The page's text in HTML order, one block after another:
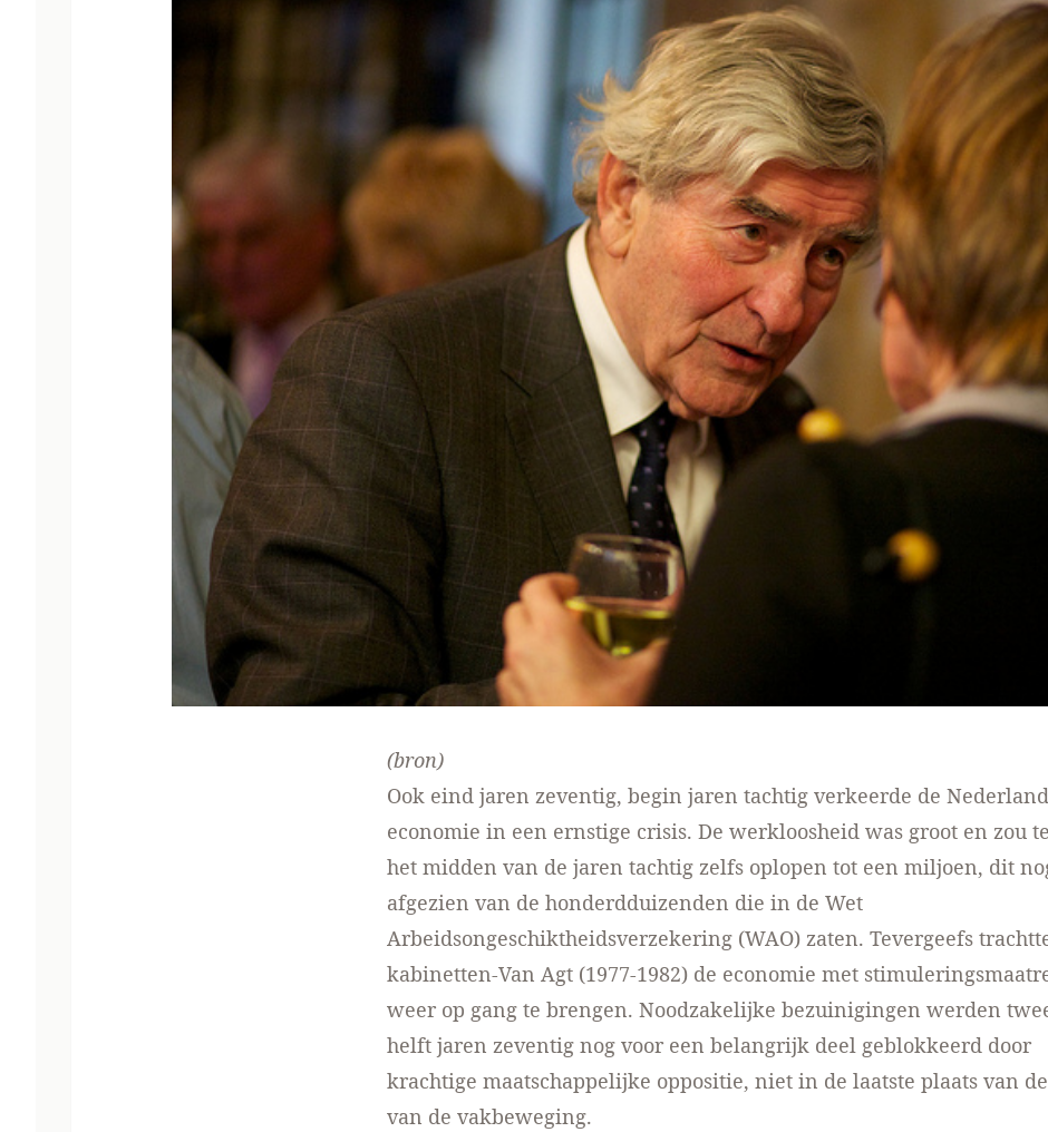
(bron)
Ook eind jaren zeventig, begin jaren tachtig verkeerde de
economie in een ernstige crisis. De werkloosheid was groot en zou
het midden van de jaren tachtig zelfs oplopen tot een miljoen, dit
afgezien van de honderdduizenden die in de Wet
Arbeidsongeschiktheidsverzekering (WAO) zaten. Tevergeefs
kabinetten-Van Agt (1977-1982) de economie met
weer op gang te brengen. Noodzakelijke bezuinigingen werden
helft jaren zeventig nog voor een belangrijk deel geblokkeerd door
krachtige maatschappelijke oppositie, niet in de laatste plaats van
van de vakbeweging.